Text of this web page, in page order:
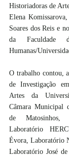
Historiadoras de
Elena
Soares dos Reis e
da Faculdade
Humanas/
O trabalho contou,
de Investigação
Artes da
Câmara Municipal
de Matosinhos,
Laboratório
Évora, Laboratório
Laboratório José